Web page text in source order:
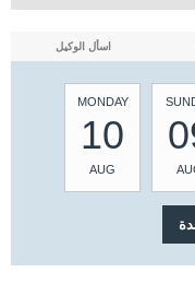
اسأل الوكيل
MONDAY
10
AUG